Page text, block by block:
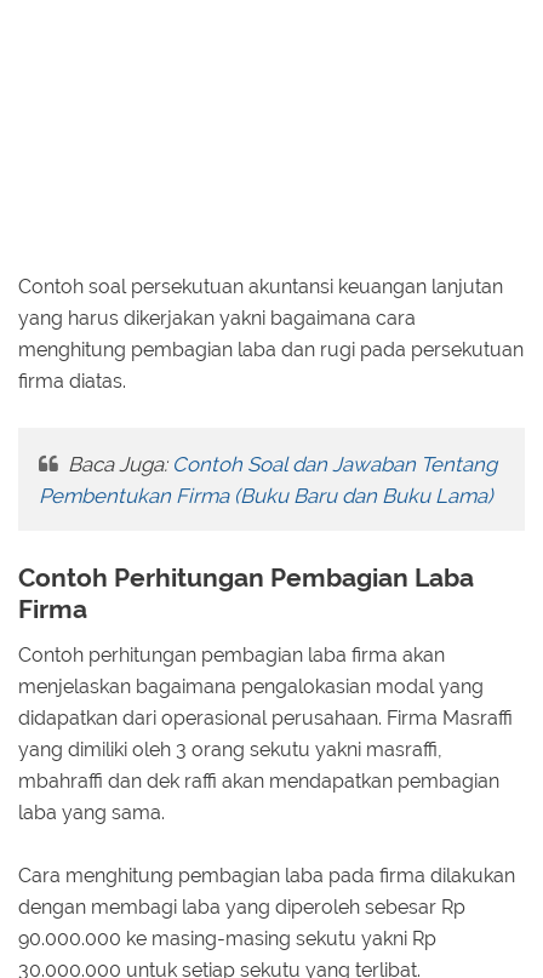
Contoh soal persekutuan akuntansi keuangan lanjutan
yang harus dikerjakan yakni bagaimana cara
menghitung pembagian laba dan rugi pada persekutuan
firma diatas.
Baca Juga: Contoh Soal dan Jawaban Tentang
Pembentukan Firma (Buku Baru dan Buku Lama)
Contoh Perhitungan Pembagian Laba
Firma
Contoh perhitungan pembagian laba firma akan
menjelaskan bagaimana pengalokasian modal yang
didapatkan dari operasional perusahaan. Firma Masraffi
yang dimiliki oleh 3 orang sekutu yakni masraffi,
mbahraffi dan dek raffi akan mendapatkan pembagian
laba yang sama.
Cara menghitung pembagian laba pada firma dilakukan
dengan membagi laba yang diperoleh sebesar Rp
90.000.000 ke masing-masing sekutu yakni Rp
30.000.000 untuk setiap sekutu yang terlibat.